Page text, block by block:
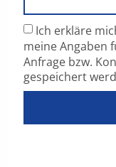
Ich erkläre
meine Angaben
Anfrage bzw.
gespeichert